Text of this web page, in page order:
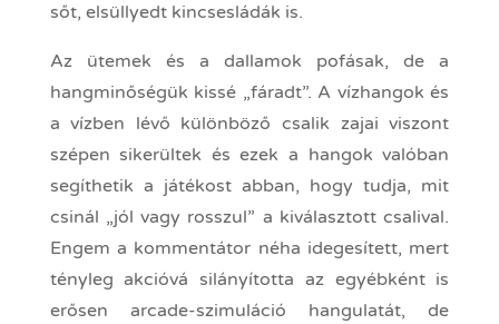
sőt, elsüllyedt kincsesládák is.
Az ütemek és a dallamok pofásak, de a
hangminőségük kissé „fáradt”. A vízhangok és
a vízben lévő különböző csalik zajai viszont
szépen sikerültek és ezek a hangok valóban
segíthetik a játékost abban, hogy tudja, mit
csinál „jól vagy rosszul” a kiválasztott csalival.
Engem a kommentátor néha idegesített, mert
tényleg akcióvá silányította az egyébként is
erősen arcade-szimuláció hangulatát, de